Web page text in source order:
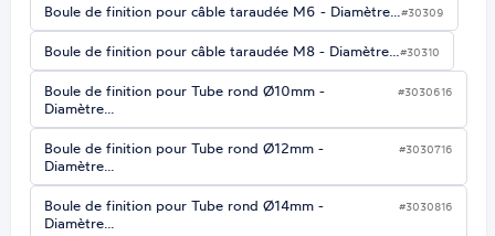
Boule de finition pour câble taraudée M6 - Diamètre…#30309
Boule de finition pour câble taraudée M8 - Diamètre…#30310
Boule de finition pour Tube rond Ø10mm -
Diamètre…
#3030616
Boule de finition pour Tube rond Ø12mm -
Diamètre…
#3030716
Boule de finition pour Tube rond Ø14mm -
Diamètre…
#3030816